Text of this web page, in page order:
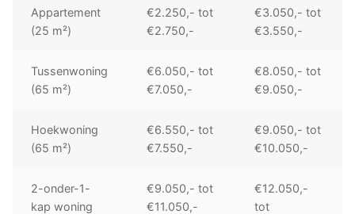
Appartement
(25 m²)
€2.250,- tot
€2.750,-
€3.050,- tot
€3.550,-
Tussenwoning
(65 m²)
€6.050,- tot
€7.050,-
€8.050,- tot
€9.050,-
Hoekwoning
(65 m²)
€6.550,- tot
€7.550,-
€9.050,- tot
€10.050,-
2-onder-1-
kap woning
€9.050,- tot
€11.050,-
€12.050,-
tot